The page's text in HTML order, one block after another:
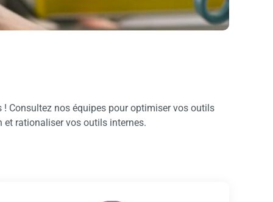
Consultez nos équipes pour optimiser vos outils
et rationaliser vos outils internes.